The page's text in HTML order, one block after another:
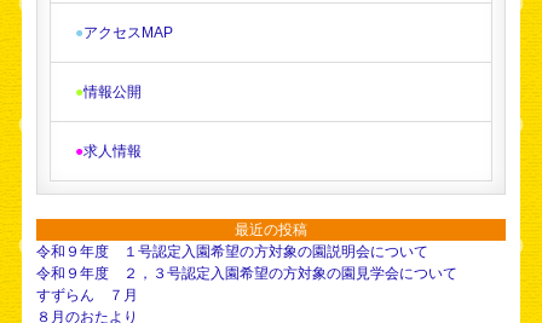
●アクセスMAP
●情報公開
●求人情報
最近の投稿
令和９年度 １号認定入園希望の方対象の園説明会について
令和９年度 ２，３号認定入園希望の方対象の園見学会について
すずらん ７月
８月のおたより